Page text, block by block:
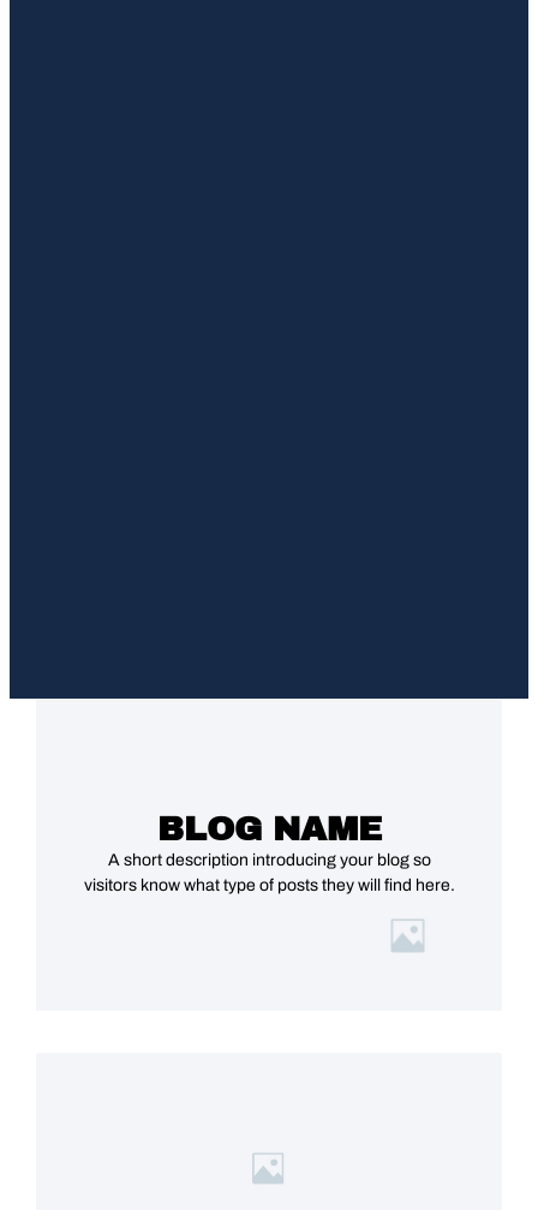
BLOG NAME
A short description introducing your blog so
visitors know what type of posts they will find here.